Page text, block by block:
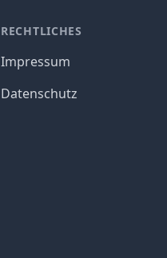
RECHTLICHES
Impressum
Datenschutz